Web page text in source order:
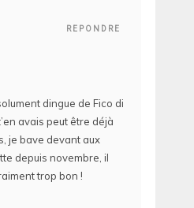
REPONDRE
dingue de Fico di
avais peut être déjà
je bave devant aux
depuis novembre, il
trop bon !